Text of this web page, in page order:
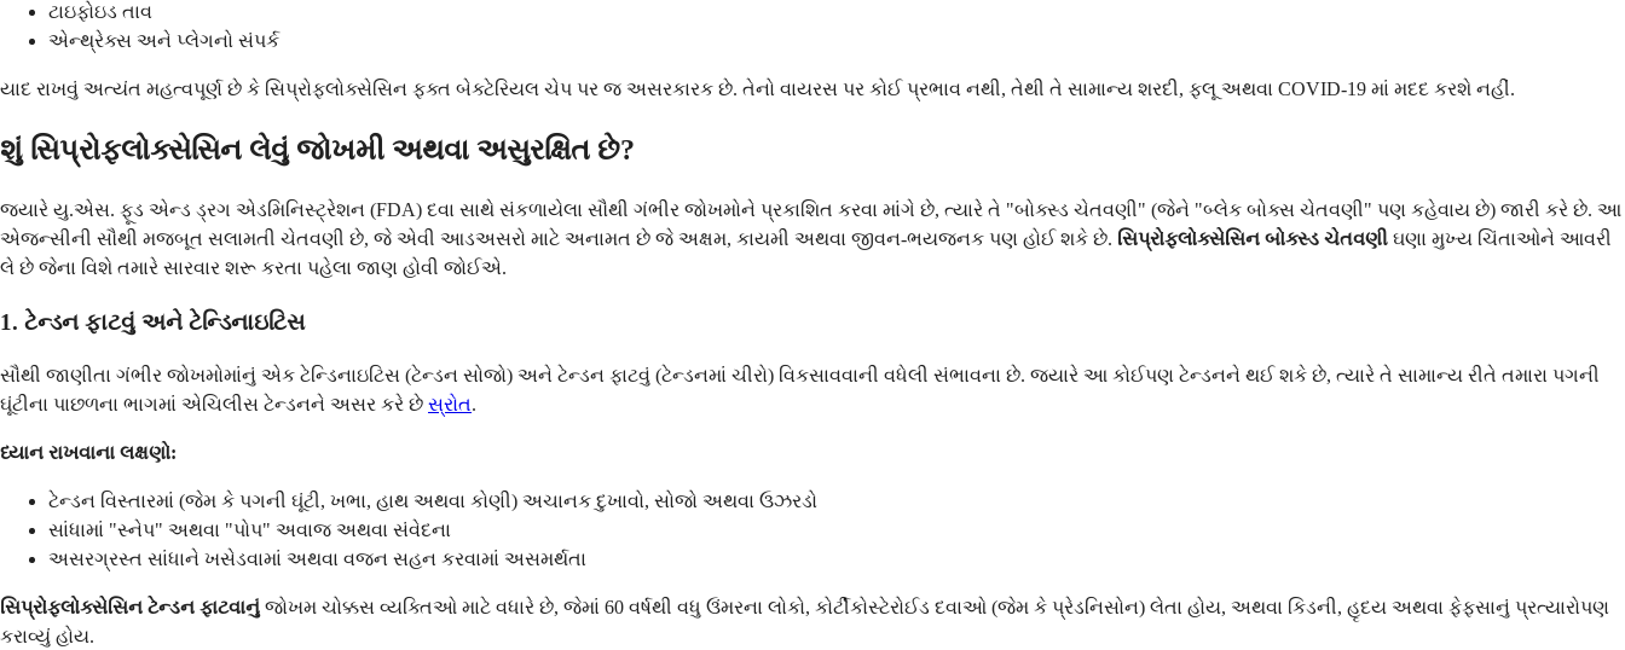
ટાઇફોઇડ તાવ
એન્થ્રેક્સ અને પ્લેગનો સંપર્ક
યાદ રાખવું અત્યંત મહત્વપૂર્ણ છે કે સિપ્રોફ્લોક્સેસિન ફક્ત બેક્ટેરિયલ ચેપ પર જ અસરકારક છે. તેનો વાયરસ પર કોઈ પ્રભાવ નથી, તેથી તે સામાન્ય શરદી, ફ્લૂ અથવા COVID-19 માં મદદ કરશે નહીં.
શું સિપ્રોફ્લોક્સેસિન લેવું જોખમી અથવા અસુરક્ષિત છે?
જ્યારે યુ.એસ. ફૂડ એન્ડ ડ્રગ એડમિનિસ્ટ્રેશન (FDA) દવા સાથે સંકળાયેલા સૌથી ગંભીર જોખમોને પ્રકાશિત કરવા માંગે છે, ત્યારે તે "બોક્સ્ડ ચેતવણી" (જેને "બ્લેક બોક્સ ચેતવણી" પણ કહેવાય છે) જારી કરે છે. આ
એજન્સીની સૌથી મજબૂત સલામતી ચેતવણી છે, જે એવી આડઅસરો માટે અનામત છે જે અક્ષમ, કાયમી અથવા જીવન-ભયજનક પણ હોઈ શકે છે. સિપ્રોફ્લોક્સેસિન બોક્સ્ડ ચેતવણી ઘણા મુખ્ય ચિંતાઓને આવરી
લે છે જેના વિશે તમારે સારવાર શરૂ કરતા પહેલા જાણ હોવી જોઈએ.
1. ટેન્ડન ફાટવું અને ટેન્ડિનાઇટિસ
સૌથી જાણીતા ગંભીર જોખમોમાંનું એક ટેન્ડિનાઇટિસ (ટેન્ડન સોજો) અને ટેન્ડન ફાટવું (ટેન્ડનમાં ચીરો) વિકસાવવાની વધેલી સંભાવના છે. જ્યારે આ કોઈપણ ટેન્ડનને થઈ શકે છે, ત્યારે તે સામાન્ય રીતે તમારા પગની
ઘૂંટીના પાછળના ભાગમાં એચિલીસ ટેન્ડનને અસર કરે છે સ્રોત.
ધ્યાન રાખવાના લક્ષણો:
ટેન્ડન વિસ્તારમાં (જેમ કે પગની ઘૂંટી, ખભા, હાથ અથવા કોણી) અચાનક દુખાવો, સોજો અથવા ઉઝરડો
સાંધામાં "સ્નેપ" અથવા "પોપ" અવાજ અથવા સંવેદના
અસરગ્રસ્ત સાંધાને ખસેડવામાં અથવા વજન સહન કરવામાં અસમર્થતા
સિપ્રોફ્લોક્સેસિન ટેન્ડન ફાટવાનું જોખમ ચોક્કસ વ્યક્તિઓ માટે વધારે છે, જેમાં 60 વર્ષથી વધુ ઉંમરના લોકો, કોર્ટીકોસ્ટેરોઈડ દવાઓ (જેમ કે પ્રેડનિસોન) લેતા હોય, અથવા કિડની, હૃદય અથવા ફેફસાનું પ્રત્યારોપણ
કરાવ્યું હોય.